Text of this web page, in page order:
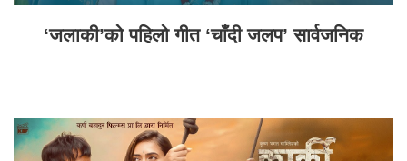
‘जलाकी’को पहिलो गीत ‘चाँदी जलप’ सार्वजनिक